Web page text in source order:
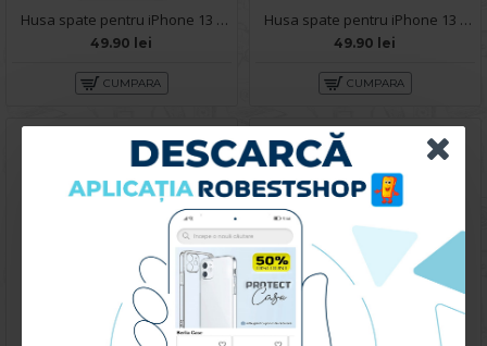
Husa spate pentru iPhone 13 Pro - Protect+
49.90 lei
CUMPARA
Husa spate pentru iPhone 13 Pro - Zip Case Verde
49.90 lei
CUMPARA